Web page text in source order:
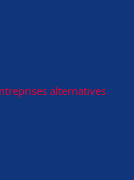
alternatives